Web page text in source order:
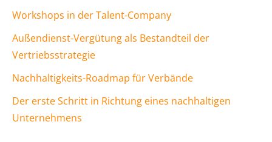
Workshops in der Talent-Company
Außendienst-Vergütung als Bestandteil der
Vertriebsstrategie
Nachhaltigkeits-Roadmap für Verbände
Der erste Schritt in Richtung eines nachhaltigen
Unternehmens